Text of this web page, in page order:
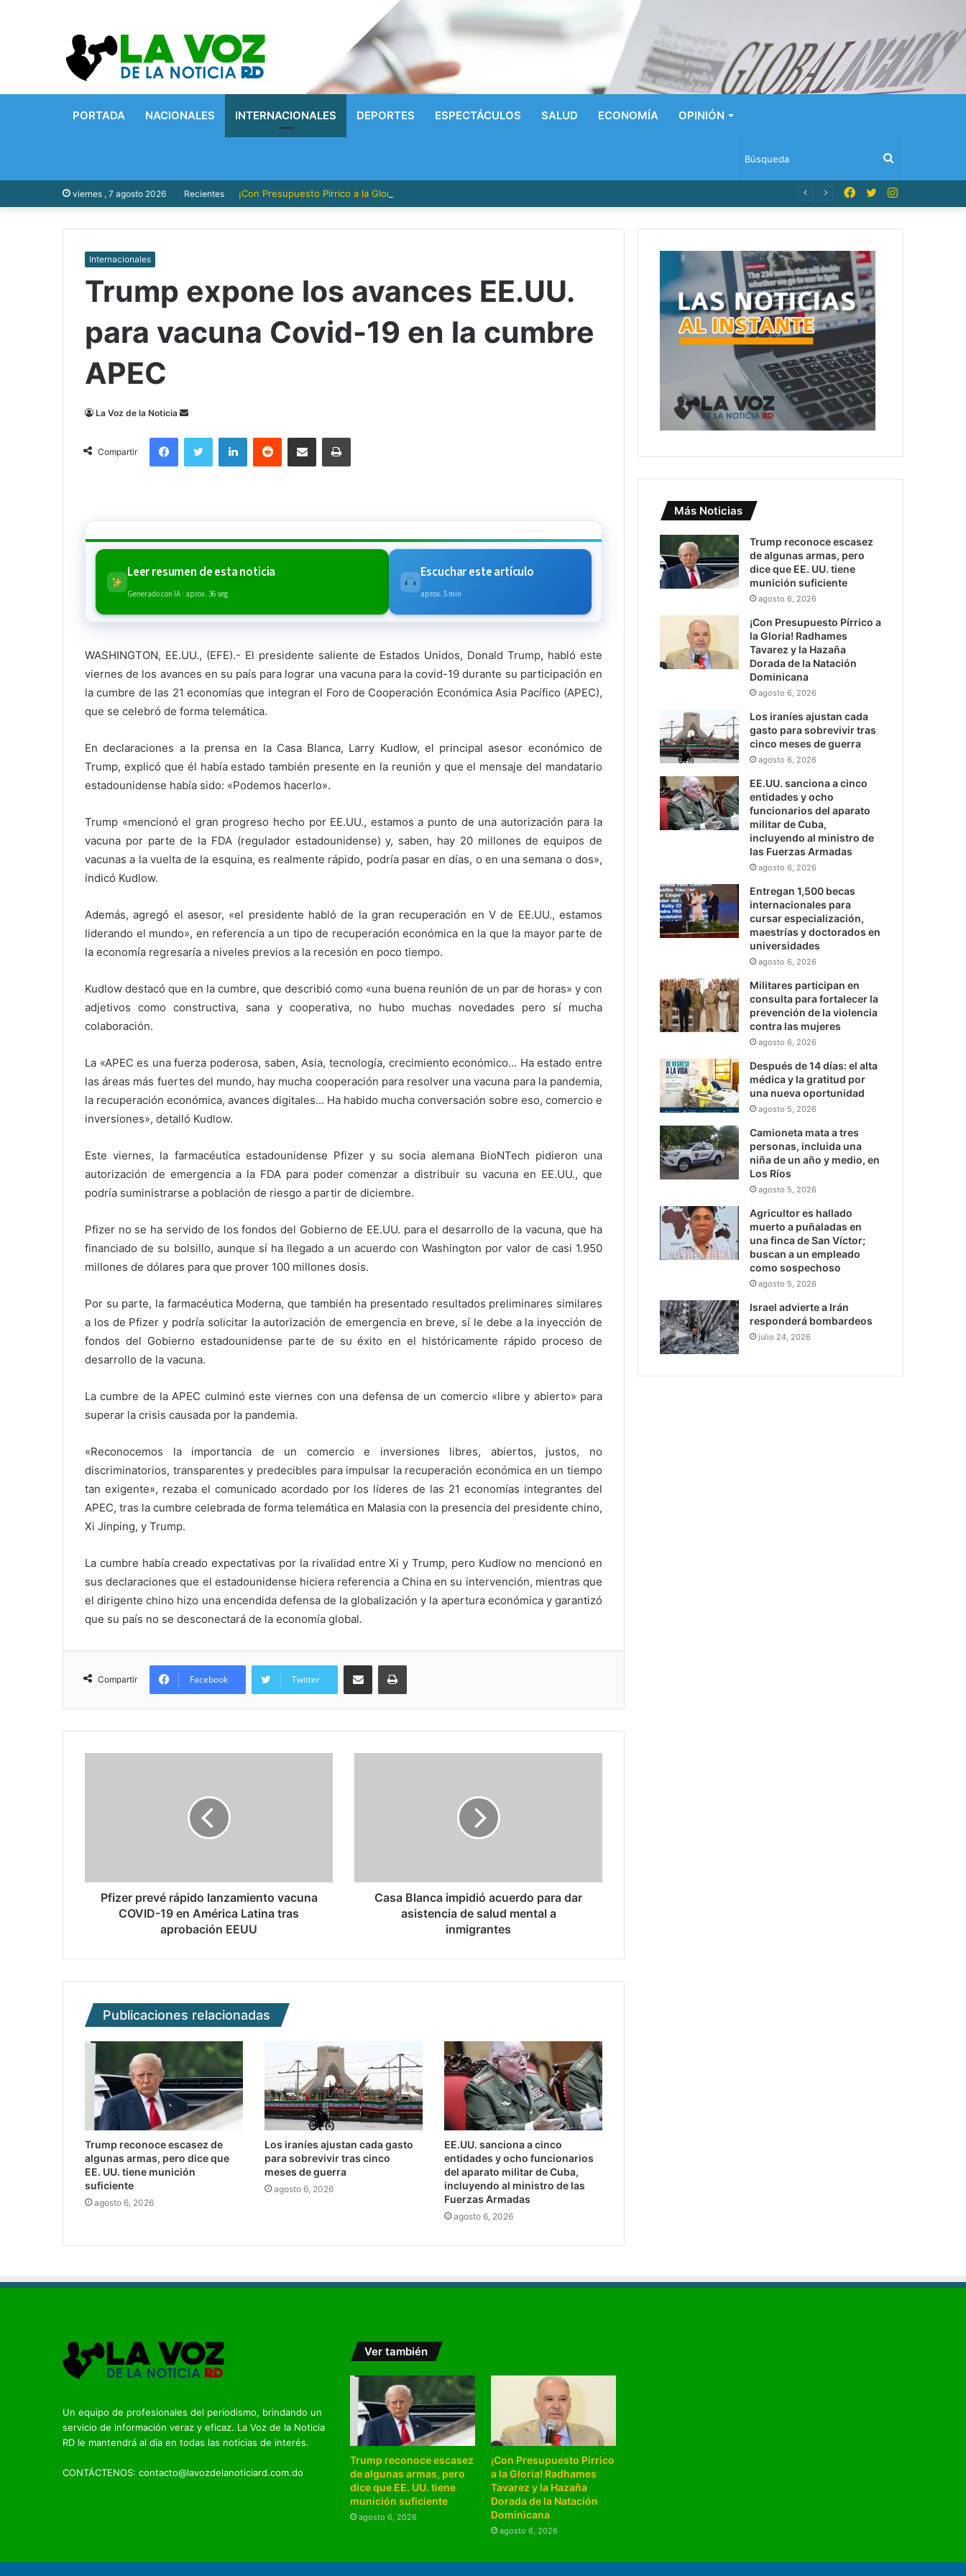
PORTADA NACIONALES INTERNACIONALES DEPORTES ESPECTÁCULOS SALUD ECONOMÍA OPINIÓN
Búsqueda
viernes , 7 agosto 2026 Recientes ¡Con Presupuesto Pírrico a la Gloria! Radhames Tavarez y la Hazaña Dorada de la Natación Dominicana Instagram
Twitter
Facebook
Internacionales
Trump expone los avances EE.UU.
para vacuna Covid-19 en la cumbre
APEC
La Voz de la Noticia
Send
email
Compartir
FacebookTwitter LinkedInReddit Compartir via Email Imprimi
Leer resumen de esta noticia
Generado con IA · aprox. 36 seg
Escuchar este artículo
aprox. 5 min
WASHINGTON, EE.UU., (EFE).- El presidente saliente de Estados Unidos, Donald Trump, habló este
viernes de los avances en su país para lograr una vacuna para la covid-19 durante su participación en
la cumbre de las 21 economías que integran el Foro de Cooperación Económica Asia Pacífico (APEC),
que se celebró de forma telemática.
En declaraciones a la prensa en la Casa Blanca, Larry Kudlow, el principal asesor económico de
Trump, explicó que él había estado también presente en la reunión y que el mensaje del mandatario
estadounidense había sido: «Podemos hacerlo».
Trump «mencionó el gran progreso hecho por EE.UU., estamos a punto de una autorización para la
vacuna por parte de la FDA (regulador estadounidense) y, saben, hay 20 millones de equipos de
vacunas a la vuelta de la esquina, es realmente rápido, podría pasar en días, o en una semana o dos»,
indicó Kudlow.
Además, agregó el asesor, «el presidente habló de la gran recuperación en V de EE.UU., estamos
liderando el mundo», en referencia a un tipo de recuperación económica en la que la mayor parte de
la economía regresaría a niveles previos a la recesión en poco tiempo.
Kudlow destacó que en la cumbre, que describió como «una buena reunión de un par de horas» y con
adjetivos como constructiva, sana y cooperativa, no hubo muchas novedades pero sí mucha
colaboración.
La «APEC es una fuerza poderosa, saben, Asia, tecnología, crecimiento económico… Ha estado entre
las áreas más fuertes del mundo, hay mucha cooperación para resolver una vacuna para la pandemia,
la recuperación económica, avances digitales… Ha habido mucha conversación sobre eso, comercio e
inversiones», detalló Kudlow.
Este viernes, la farmacéutica estadounidense Pfizer y su socia alemana BioNTech pidieron una
autorización de emergencia a la FDA para poder comenzar a distribuir su vacuna en EE.UU., que
podría suministrarse a población de riesgo a partir de diciembre.
Pfizer no se ha servido de los fondos del Gobierno de EE.UU. para el desarrollo de la vacuna, que ha
financiado de su bolsillo, aunque sí ha llegado a un acuerdo con Washington por valor de casi 1.950
millones de dólares para que prover 100 millones dosis.
Por su parte, la farmacéutica Moderna, que también ha presentado resultados preliminares similares
a los de Pfizer y podría solicitar la autorización de emergencia en breve, sí le debe a la inyección de
fondos del Gobierno estadounidense parte de su éxito en el históricamente rápido proceso de
desarrollo de la vacuna.
La cumbre de la APEC culminó este viernes con una defensa de un comercio «libre y abierto» para
superar la crisis causada por la pandemia.
«Reconocemos la importancia de un comercio e inversiones libres, abiertos, justos, no
discriminatorios, transparentes y predecibles para impulsar la recuperación económica en un tiempo
tan exigente», rezaba el comunicado acordado por los líderes de las 21 economías integrantes del
APEC, tras la cumbre celebrada de forma telemática en Malasia con la presencia del presidente chino,
Xi Jinping, y Trump.
La cumbre había creado expectativas por la rivalidad entre Xi y Trump, pero Kudlow no mencionó en
sus declaraciones que el estadounidense hiciera referencia a China en su intervención, mientras que
el dirigente chino hizo una encendida defensa de la globalización y la apertura económica y garantizó
que su país no se desconectará de la economía global.
Compartir Facebook Twitter
Compartir via Email Imprimi
Pfizer prevé rápido lanzamiento vacuna
COVID-19 en América Latina tras
aprobación EEUU
Casa Blanca impidió acuerdo para dar
asistencia de salud mental a
inmigrantes
Publicaciones relacionadas
Trump reconoce escasez de
algunas armas, pero dice que
EE. UU. tiene munición
suficiente
agosto 6, 2026
Los iraníes ajustan cada gasto
para sobrevivir tras cinco
meses de guerra
agosto 6, 2026
EE.UU. sanciona a cinco
entidades y ocho funcionarios
del aparato militar de Cuba,
incluyendo al ministro de las
Fuerzas Armadas
agosto 6, 2026
Más Noticias
Trump reconoce escasez
de algunas armas, pero
dice que EE. UU. tiene
munición suficiente
agosto 6, 2026
¡Con Presupuesto Pírrico a
la Gloria! Radhames
Tavarez y la Hazaña
Dorada de la Natación
Dominicana
agosto 6, 2026
Los iraníes ajustan cada
gasto para sobrevivir tras
cinco meses de guerra
agosto 6, 2026
EE.UU. sanciona a cinco
entidades y ocho
funcionarios del aparato
militar de Cuba,
incluyendo al ministro de
las Fuerzas Armadas
agosto 6, 2026
Entregan 1,500 becas
internacionales para
cursar especialización,
maestrías y doctorados en
universidades
agosto 6, 2026
Militares participan en
consulta para fortalecer la
prevención de la violencia
contra las mujeres
agosto 6, 2026
Después de 14 días: el alta
médica y la gratitud por
una nueva oportunidad
agosto 5, 2026
Camioneta mata a tres
personas, incluida una
niña de un año y medio, en
Los Ríos
agosto 5, 2026
Agricultor es hallado
muerto a puñaladas en
una finca de San Víctor;
buscan a un empleado
como sospechoso
agosto 5, 2026
Israel advierte a Irán
responderá bombardeos
julio 24, 2026
Un equipo de profesionales del periodismo, brindando un
servicio de información veraz y eficaz. La Voz de la Noticia
RD le mantendrá al día en todas las noticias de interés.
CONTÁCTENOS: contacto@lavozdelanoticiard.com.do
Ver también
Trump reconoce escasez
de algunas armas, pero
dice que EE. UU. tiene
munición suficiente
agosto 6, 2026
¡Con Presupuesto Pírrico
a la Gloria! Radhames
Tavarez y la Hazaña
Dorada de la Natación
Dominicana
agosto 6, 2026